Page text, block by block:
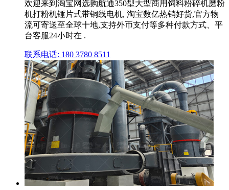
欢迎来到淘宝网选购航通350型大型商用饲料粉碎机磨粉
机打粉机锤片式带铜线电机, 淘宝数亿热销好货,官方物
流可寄送至全球十地,支持外币支付等多种付款方式、平
台客服24小时在 .
联系电话: 180 3780 8511